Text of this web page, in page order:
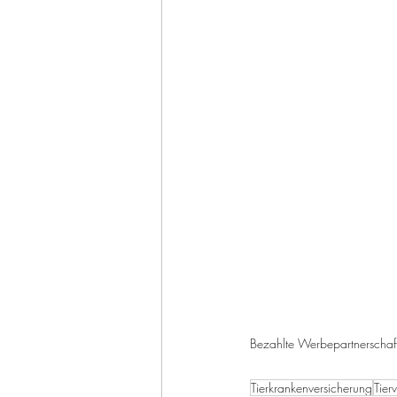
Bezahlte
Tierkrankenversicherung